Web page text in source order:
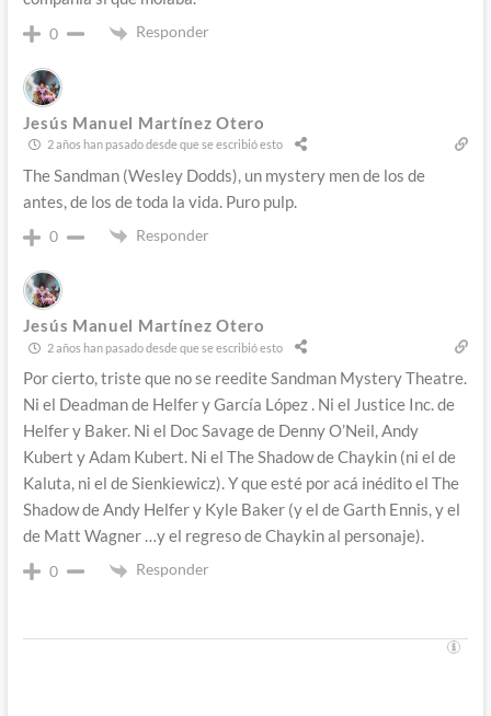
0 Responder
Jesús Manuel Martínez Otero
2 años han pasado desde que se escribió esto
The Sandman (Wesley Dodds), un mystery men de los de
antes, de los de toda la vida. Puro pulp.
0 Responder
Jesús Manuel Martínez Otero
2 años han pasado desde que se escribió esto
Por cierto, triste que no se reedite Sandman Mystery Theatre.
Ni el Deadman de Helfer y García López . Ni el Justice Inc. de
Helfer y Baker. Ni el Doc Savage de Denny O’Neil, Andy
Kubert y Adam Kubert. Ni el The Shadow de Chaykin (ni el de
Kaluta, ni el de Sienkiewicz). Y que esté por acá inédito el The
Shadow de Andy Helfer y Kyle Baker (y el de Garth Ennis, y el
de Matt Wagner …y el regreso de Chaykin al personaje).
0 Responder